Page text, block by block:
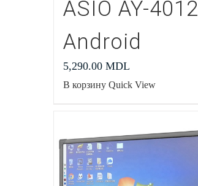
ASIO AY-4012
Android
5,290.00 MDL
В корзину Quick View